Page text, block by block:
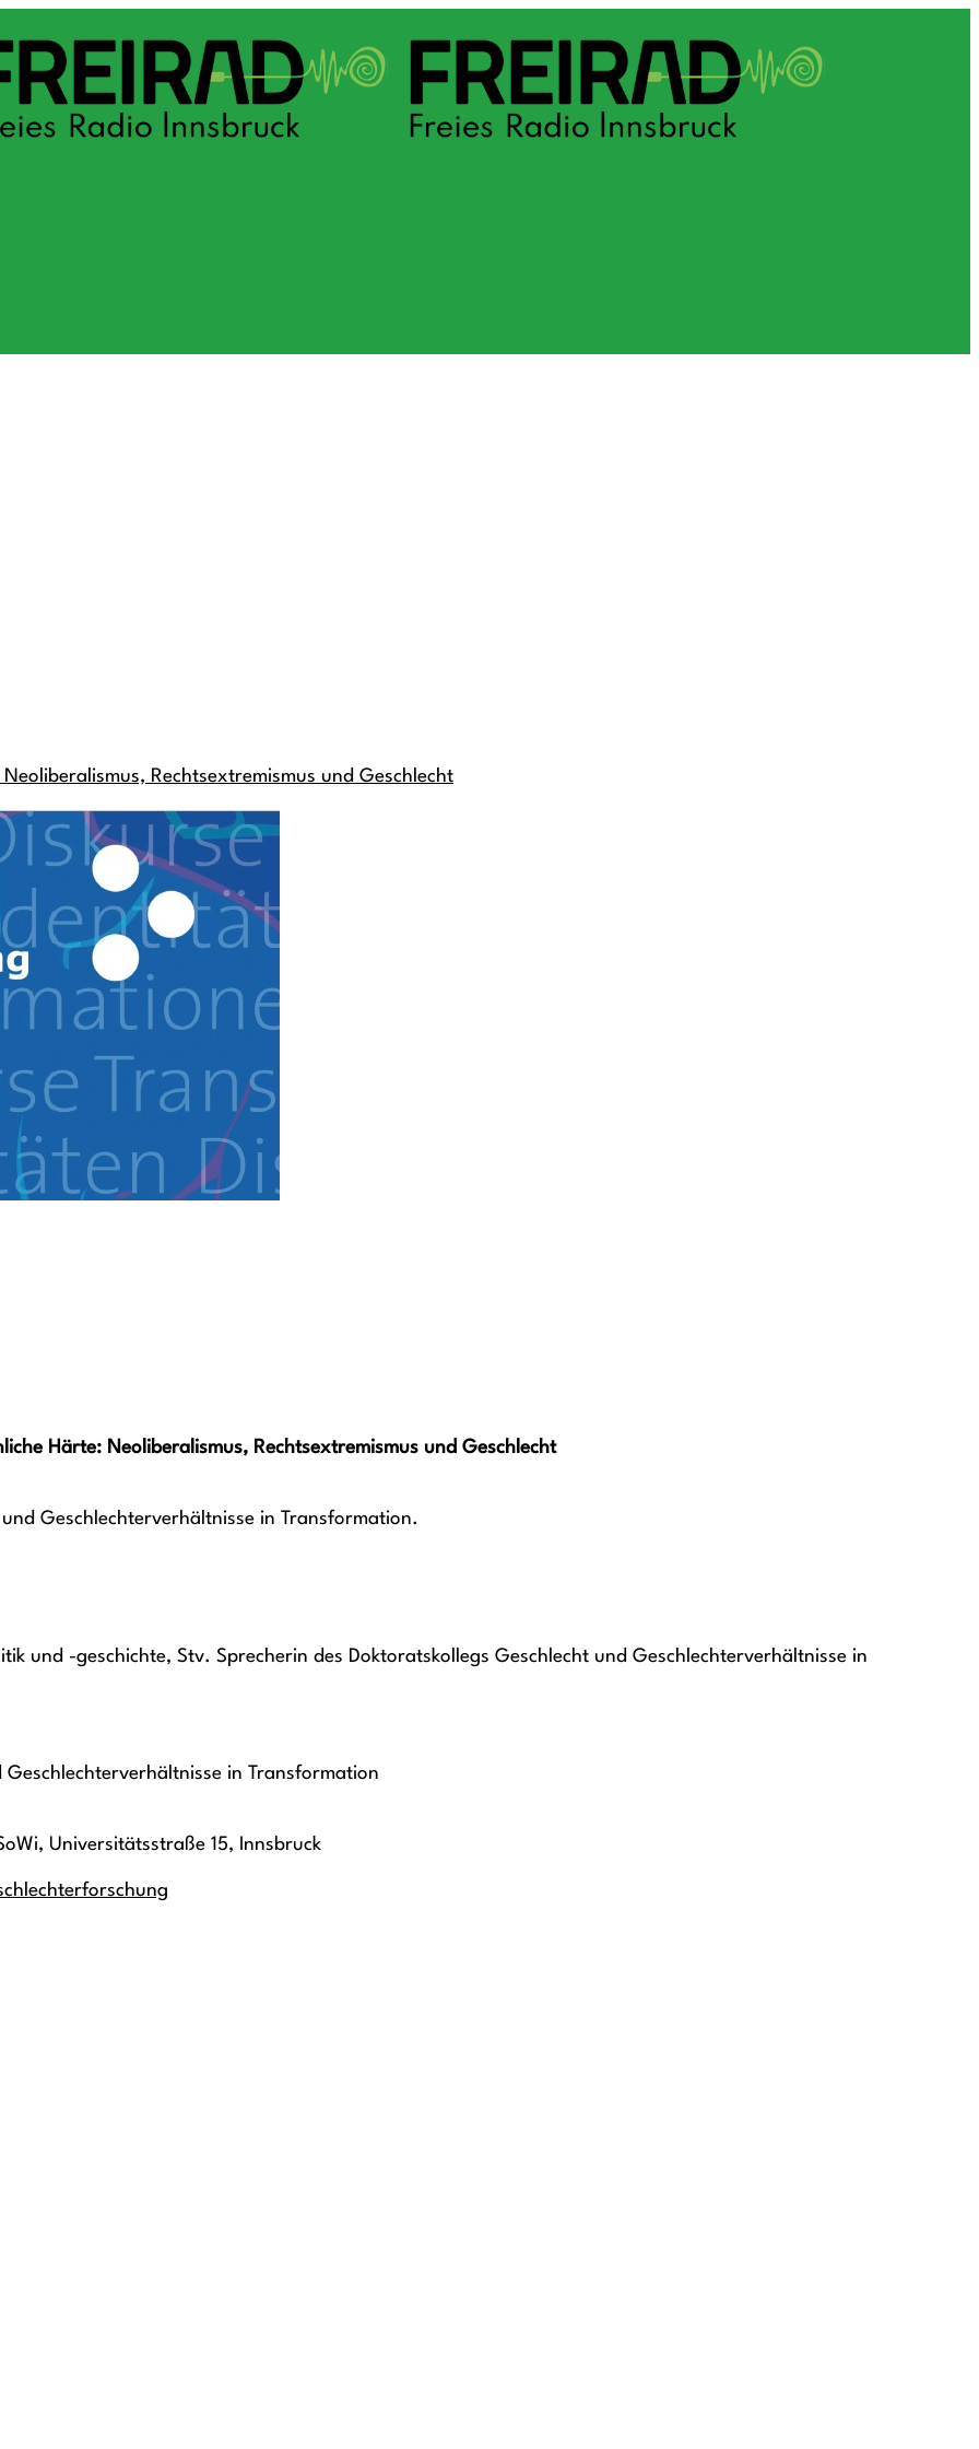
Rechtsextremismus und Geschlecht
Härte: Neoliberalismus, Rechtsextremismus und Geschlecht
Geschlechterverhältnisse in Transformation.
und -geschichte, Stv. Sprecherin des Doktoratskollegs Geschlecht und Geschlechterverhältnisse in
in Transformation
Universitätsstraße 15, Innsbruck